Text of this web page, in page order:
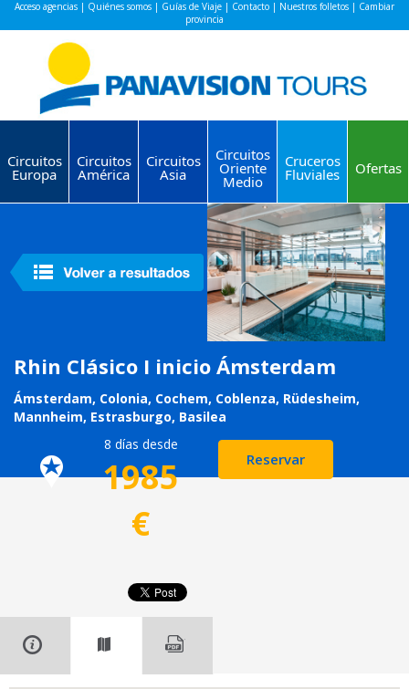
Acceso agencias | Quiénes somos | Guías de Viaje | Contacto | Nuestros folletos | Cambiar
provincia
Circuitos
Europa
Circuitos
América
Circuitos
Asia
Circuitos
Oriente
Medio
Cruceros
Fluviales Ofertas
Rhin Clásico I inicio Ámsterdam
Ámsterdam, Colonia, Cochem, Coblenza, Rüdesheim,
Mannheim, Estrasburgo, Basilea
8 días desde
1985
€
Reservar